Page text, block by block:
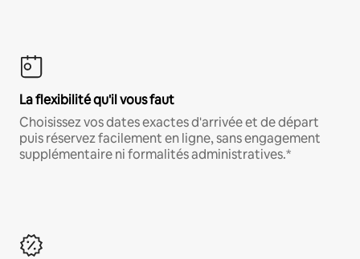
La flexibilité qu'il vous faut
Choisissez vos dates exactes d'arrivée et de départ
puis réservez facilement en ligne, sans engagement
supplémentaire ni formalités administratives.*